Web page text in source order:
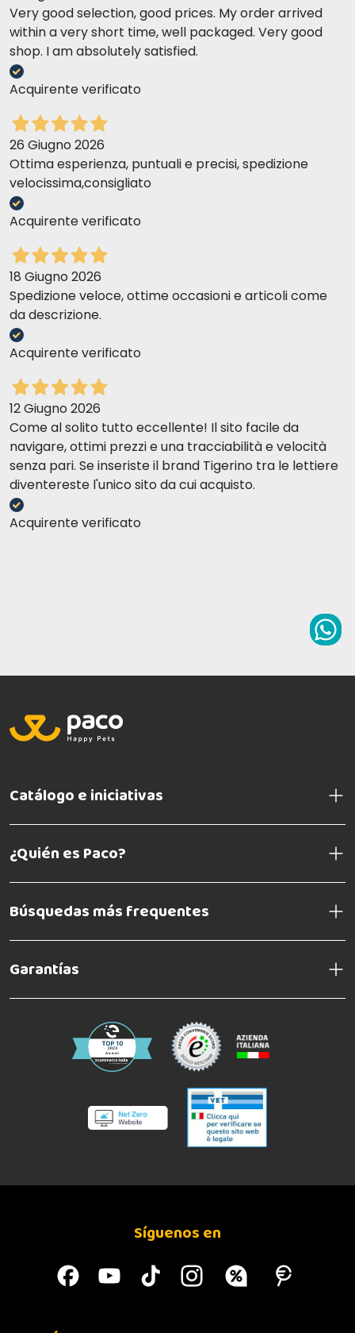
Very good selection, good prices. My order arrived
within a very short time, well packaged. Very good
shop. I am absolutely satisfied.
Acquirente verificato
26 Giugno 2026
Ottima esperienza, puntuali e precisi, spedizione
velocissima,consigliato
Acquirente verificato
18 Giugno 2026
Spedizione veloce, ottime occasioni e articoli come
da descrizione.
Acquirente verificato
12 Giugno 2026
Come al solito tutto eccellente! Il sito facile da
navigare, ottimi prezzi e una tracciabilità e velocità
senza pari. Se inseriste il brand Tigerino tra le lettiere
diventereste l'unico sito da cui acquisto.
Acquirente verificato
Catálogo e iniciativas
¿Quién es Paco?
Búsquedas más frequentes
Garantías
Síguenos en